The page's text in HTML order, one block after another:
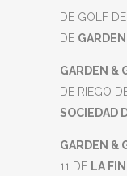
DE GOLF
DE
GARDEN &
DE RIEGO
SOCIEDAD
GARDEN &
11 DE LA